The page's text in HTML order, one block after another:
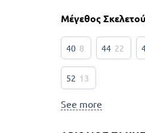
Μέγεθος
40 8 44 22
52 13
See more